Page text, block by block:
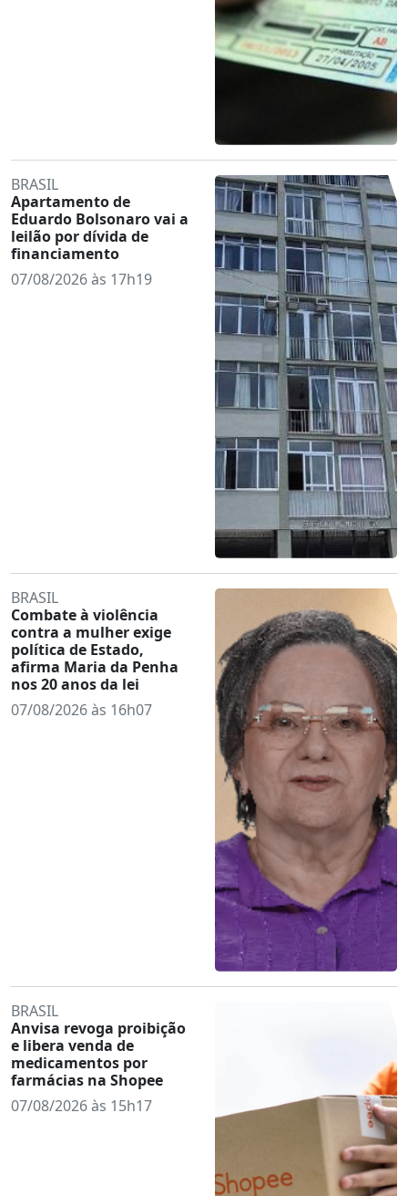
BRASIL
Apartamento de
Eduardo Bolsonaro vai a
leilão por dívida de
financiamento
07/08/2026 às 17h19
BRASIL
Combate à violência
contra a mulher exige
política de Estado,
afirma Maria da Penha
nos 20 anos da lei
07/08/2026 às 16h07
BRASIL
Anvisa revoga proibição
e libera venda de
medicamentos por
farmácias na Shopee
07/08/2026 às 15h17